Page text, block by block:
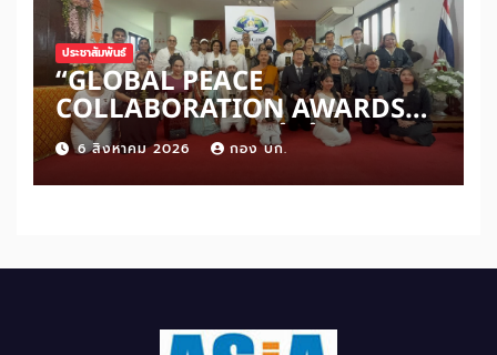
ประชาสัมพันธ์
“GLOBAL PEACE
COLLABORATION AWARDS
2026” เปิดเวทีเชิดชูผู้สร้าง
สันติภาพโลก ดันแนวคิด ‘สันติภาพ
เริ่มต้นจากหัวใจมนุษย์’ สู่ความร่วม
6 สิงหาคม 2026 กอง บก.